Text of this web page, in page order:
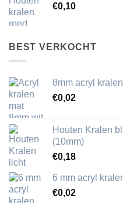
€0,10
BEST VERKOCHT
8mm acryl
€0,02
Houten Kralen
(10mm)
€0,18
6 mm acryl
€0,02